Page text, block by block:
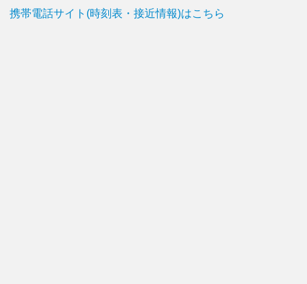
携帯電話サイト(時刻表・接近情報)はこちら